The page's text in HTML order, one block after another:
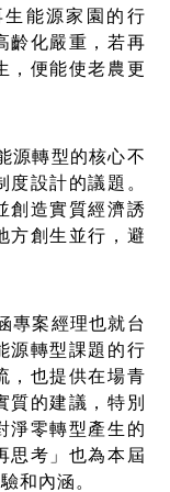
能源家園的行
齡化嚴重，若再
，便能使老農更
轉型的核心不
設計的議題。
創造實質經濟誘
方創生並行，避
案經理也就台
源轉型課題的行
，也提供在場青
質的建議，特別
淨零轉型產生的
思考」也為本屆
和內涵。